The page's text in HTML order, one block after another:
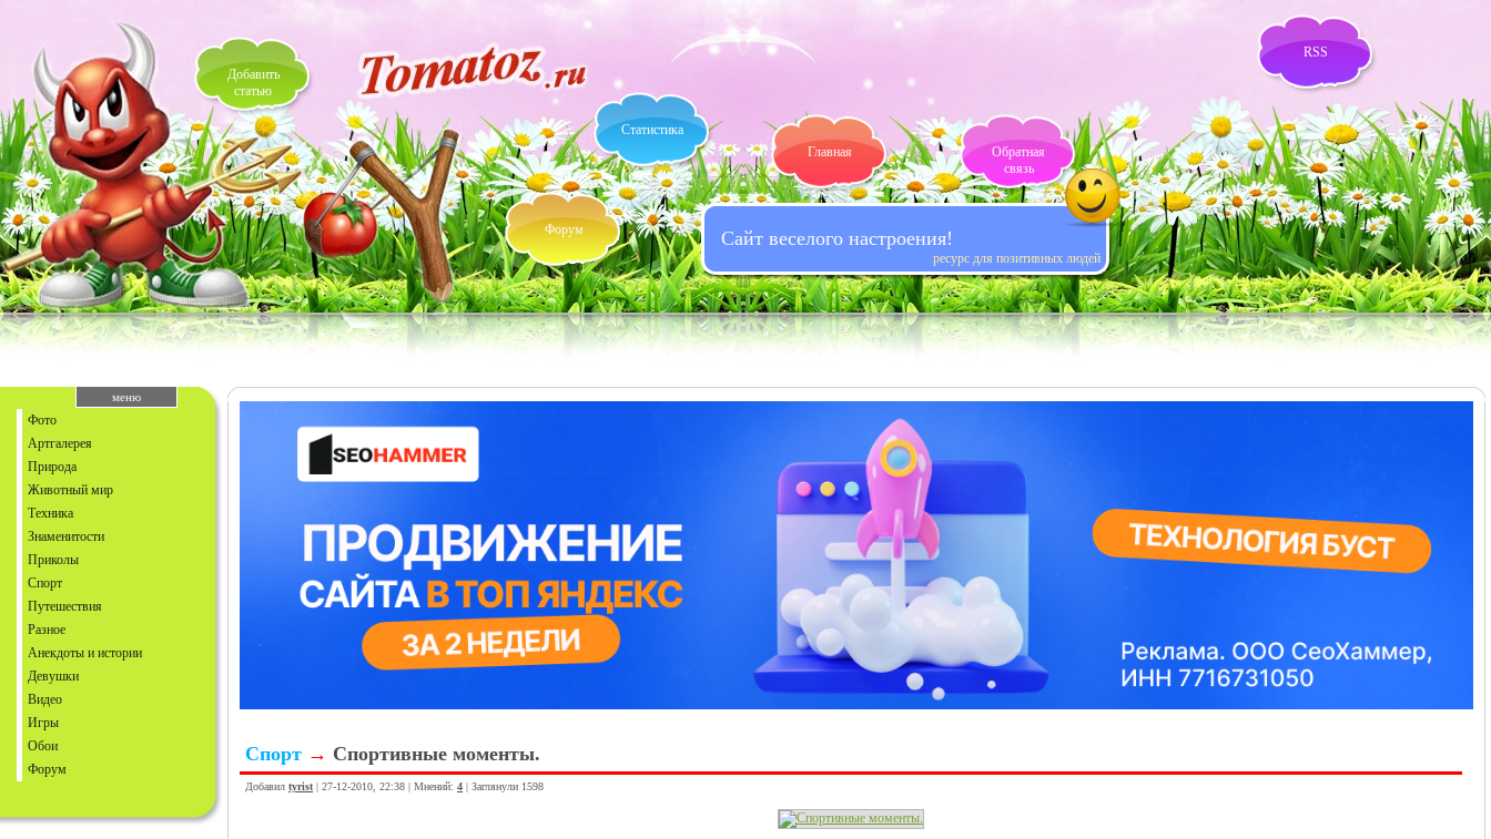
Сайт веселого настроения!
ресурс для позитивных людей
Добавить
статью
Главная
Форум
Статистика
RSS
Обратная
связь
меню
Фото
Артгалерея
Природа
Животный мир
Техника
Знаменитости
Приколы
Спорт
Путешествия
Разное
Анекдоты и истории
Девушки
Видео
Игры
Обои
Форум
Спорт → Спортивные моменты.
Добавил tyrist | 27-12-2010, 22:38 | Мнений: 4 | Заглянули 1598